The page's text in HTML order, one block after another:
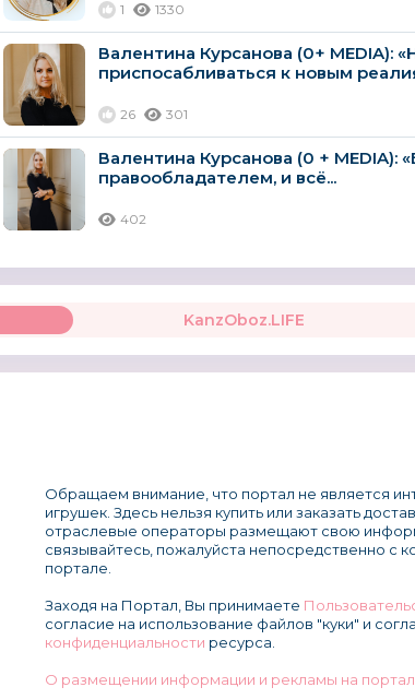
1 1330
Валентина Курсанова (0+ MEDIA):
приспосабливаться к новым
26 301
Валентина Курсанова (0 + MEDIA):
правообладателем, и всё...
402
KanzOboz.LIFE
Обращаем внимание, что портал не является
игрушек. Здесь нельзя купить или заказать
отраслевые операторы размещают свою
связывайтесь, пожалуйста непосредственно с
портале.
Заходя на Портал, Вы принимаете
согласие на использование файлов "куки" и
конфиденциальности ресурса.
О размещении информации и рекламы на